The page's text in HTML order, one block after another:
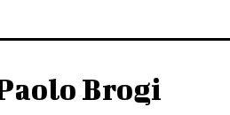
Brogi